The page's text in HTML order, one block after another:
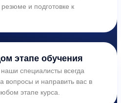
и подготовке к
этапе обучения
специалисты всегда
вопросы и направить вас в
этапе курса.